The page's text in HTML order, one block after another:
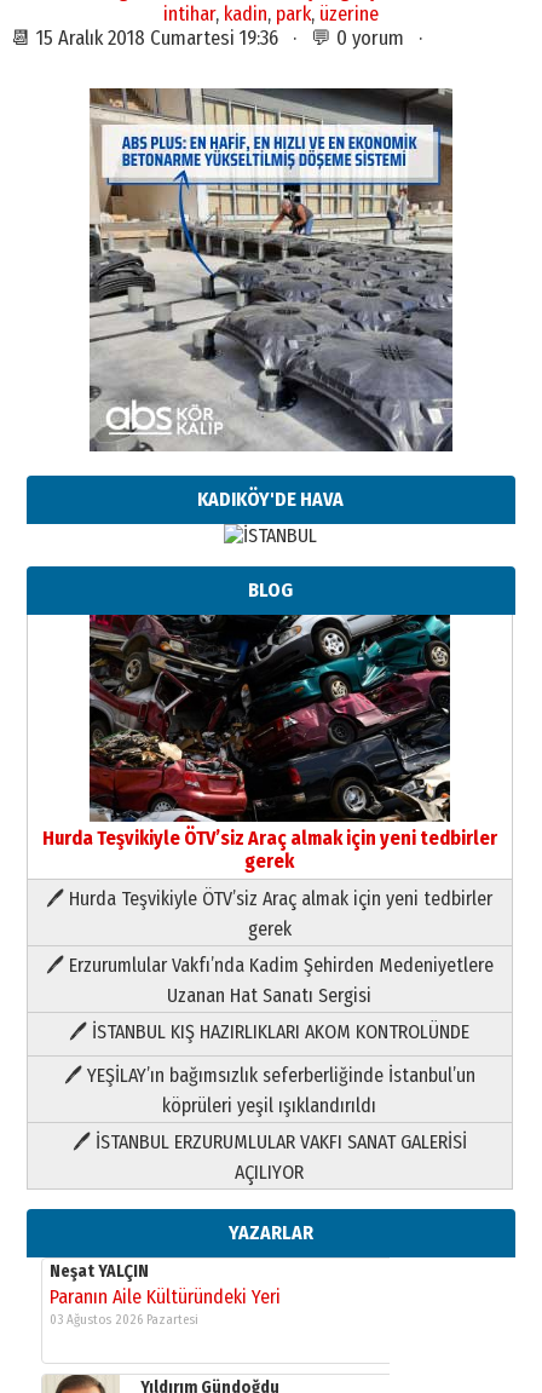
intihar, kadin, park, üzerine
📆 15 Aralık 2018 Cumartesi 19:36 · 💬 0 yorum ·
KADIKÖY'DE HAVA
BLOG
Hurda Teşvikiyle ÖTV’siz Araç almak için yeni tedbirler
gerek
🖊 Hurda Teşvikiyle ÖTV’siz Araç almak için yeni tedbirler
gerek
🖊 Erzurumlular Vakfı’nda Kadim Şehirden Medeniyetlere
Uzanan Hat Sanatı Sergisi
🖊 İSTANBUL KIŞ HAZIRLIKLARI AKOM KONTROLÜNDE
🖊 YEŞİLAY’ın bağımsızlık seferberliğinde İstanbul’un
köprüleri yeşil ışıklandırıldı
🖊 İSTANBUL ERZURUMLULAR VAKFI SANAT GALERİSİ
AÇILIYOR
YAZARLAR
Neşat YALÇIN
Paranın Aile Kültüründeki Yeri
03 Ağustos 2026 Pazartesi
Yıldırım Gündoğdu
HAVVA’NIN ÜÇ KIZI
09 Temmuz 2026 Perşembe
Yusuf POLAT
Şampiyonluk Sebahattin Şirin’e
yazar
Neşat YALÇIN
Paranın Aile Kültüründeki Yeri
03 Ağustos 2026 Pazartesi
Yıldırım Gündoğdu